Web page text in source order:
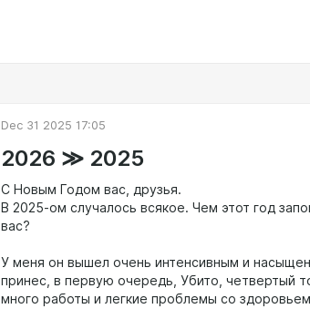
Dec 31 2025 17:05
2026 ≫ 2025
С Новым Годом вас, друзья.
В 2025-ом случалось всякое. Чем этот год
вас?
У меня он вышел очень интенсивным и
принес, в первую очередь, Убито, четвертый
много работы и легкие проблемы со